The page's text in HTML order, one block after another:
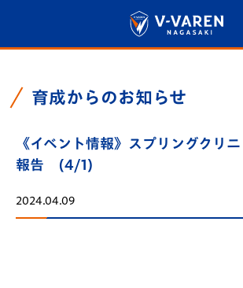
育成からのお知らせ
《イベント情報》スプリングクリ
報告 (4/1)
2024.04.09